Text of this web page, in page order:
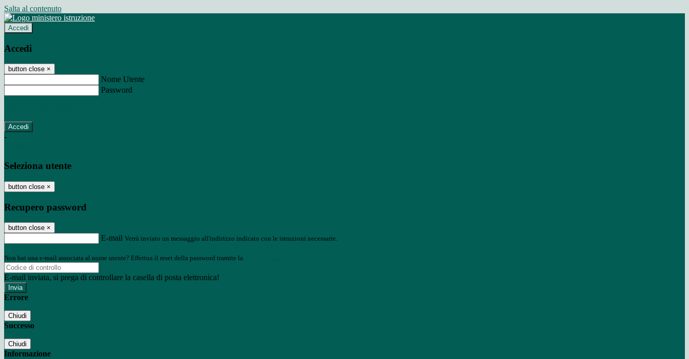
Salta al contenuto
Accedi
Accedi
button close ×
Nome Utente
Password
-
Seleziona utente
button close ×
Recupero password
button close ×
E-mail Verrà inviato un messaggio all'indirizzo indicato con le istruzioni necessarie.
Non hai una e-mail associata al nome utente? Effettua il reset della password tramite la
E-mail inviata, si prega di controllare la casella di posta elettronica!
Errore
Chiudi
Successo
Chiudi
Informazione